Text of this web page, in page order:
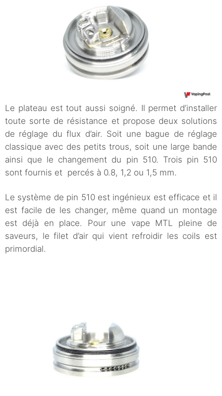
Le plateau est tout aussi soigné. Il permet d’installer
toute sorte de résistance et propose deux solutions
de réglage du flux d’air. Soit une bague de réglage
classique avec des petits trous, soit une large bande
ainsi que le changement du pin 510. Trois pin 510
sont fournis et percés à 0.8, 1,2 ou 1,5 mm.
Le système de pin 510 est ingénieux est efficace et il
est facile de les changer, même quand un montage
est déjà en place. Pour une vape MTL pleine de
saveurs, le filet d’air qui vient refroidir les coils est
primordial.